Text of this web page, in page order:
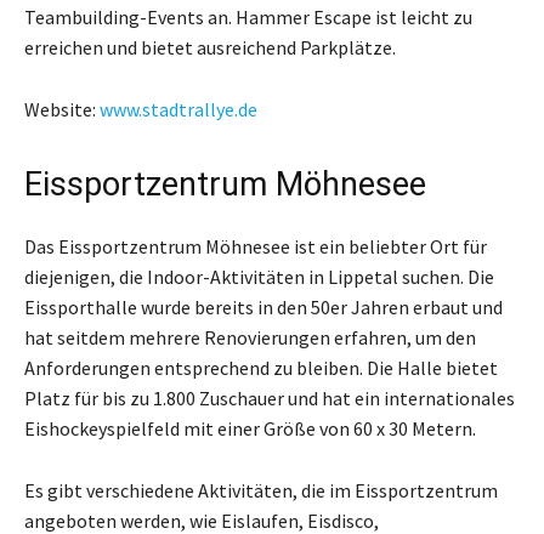
Teambuilding-Events an. Hammer Escape ist leicht zu
erreichen und bietet ausreichend Parkplätze.
Website: www.stadtrallye.de
Eissportzentrum Möhnesee
Das Eissportzentrum Möhnesee ist ein beliebter Ort für
diejenigen, die Indoor-Aktivitäten in Lippetal suchen. Die
Eissporthalle wurde bereits in den 50er Jahren erbaut und
hat seitdem mehrere Renovierungen erfahren, um den
Anforderungen entsprechend zu bleiben. Die Halle bietet
Platz für bis zu 1.800 Zuschauer und hat ein internationales
Eishockeyspielfeld mit einer Größe von 60 x 30 Metern.
Es gibt verschiedene Aktivitäten, die im Eissportzentrum
angeboten werden, wie Eislaufen, Eisdisco,